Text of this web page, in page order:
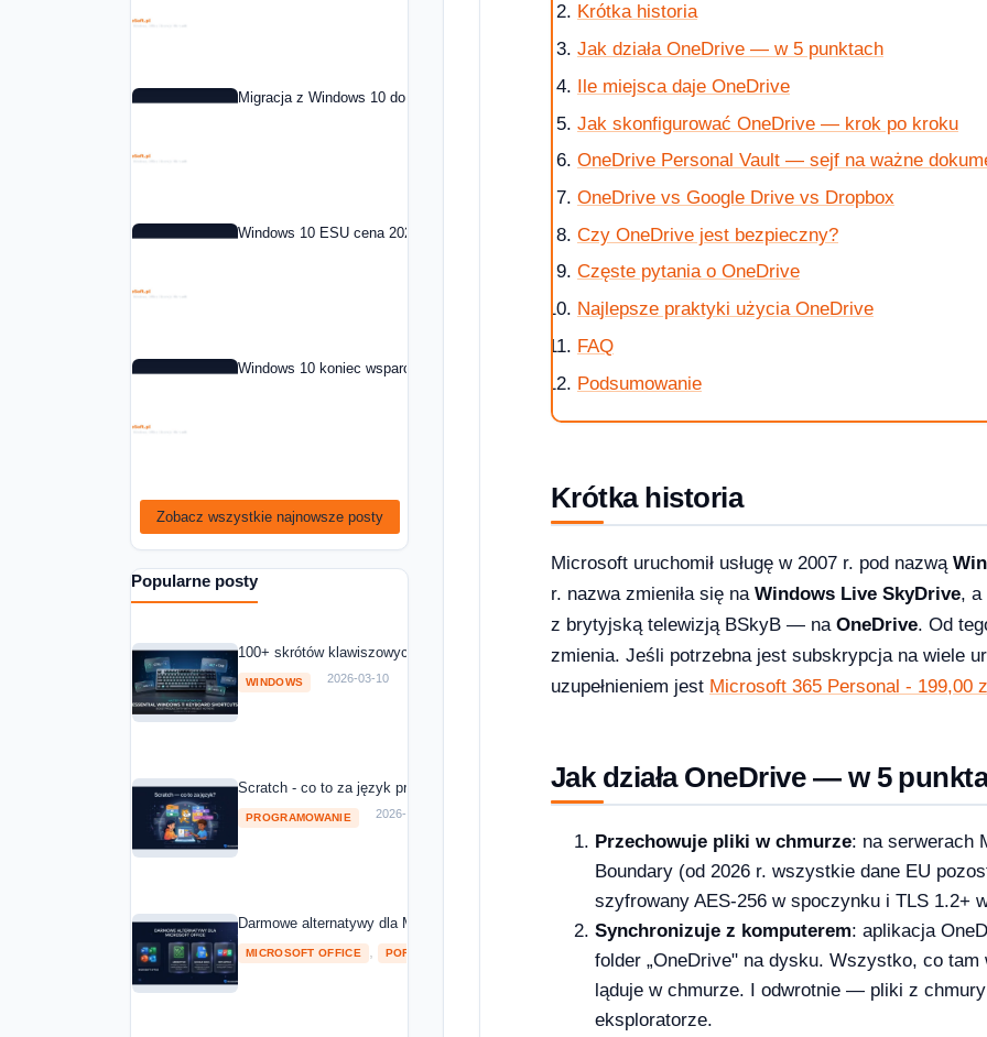
Migracja z Windows 10 do Windows 11 krok po kroku
Windows 10 ESU cena 2026: co to jest i jak kupic?
Windows 10 koniec wsparcia: co dalej w 2026 roku?
Zobacz wszystkie najnowsze posty
Popularne posty
100+ skrótów klawiszowych Windows 11 i 10 — kompletna ściąga [2026]
WINDOWS 2026-03-10
Scratch - co to za język programowania?
PROGRAMOWANIE 2026-03-10
Darmowe alternatywy dla Microsoft Office — porównanie 6 pakietów w 2026
MICROSOFT OFFICE POROWNANIA I RANKINGI
Krótka historia
Jak działa OneDrive — w 5 punktach
Ile miejsca daje OneDrive
Jak skonfigurować OneDrive — krok po kroku
OneDrive Personal Vault — sejf na ważne
OneDrive vs Google Drive vs Dropbox
Czy OneDrive jest bezpieczny?
Częste pytania o OneDrive
Najlepsze praktyki użycia OneDrive
FAQ
Podsumowanie
Krótka historia
Microsoft uruchomił usługę w 2007 r. pod nazwą
r. nazwa zmieniła się na Windows Live SkyDrive, a
z brytyjską telewizją BSkyB — na OneDrive. Od
zmienia. Jeśli potrzebna jest subskrypcja na wiele
uzupełnieniem jest Microsoft 365 Personal - 199,00
Jak działa OneDrive — w 5
Przechowuje pliki w chmurze: na serwerach
Boundary (od 2026 r. wszystkie dane EU
szyfrowany AES-256 w spoczynku i TLS 1.2+
Synchronizuje z komputerem: aplikacja
folder „OneDrive" na dysku. Wszystko, co
ląduje w chmurze. I odwrotnie — pliki z
eksploratorze.